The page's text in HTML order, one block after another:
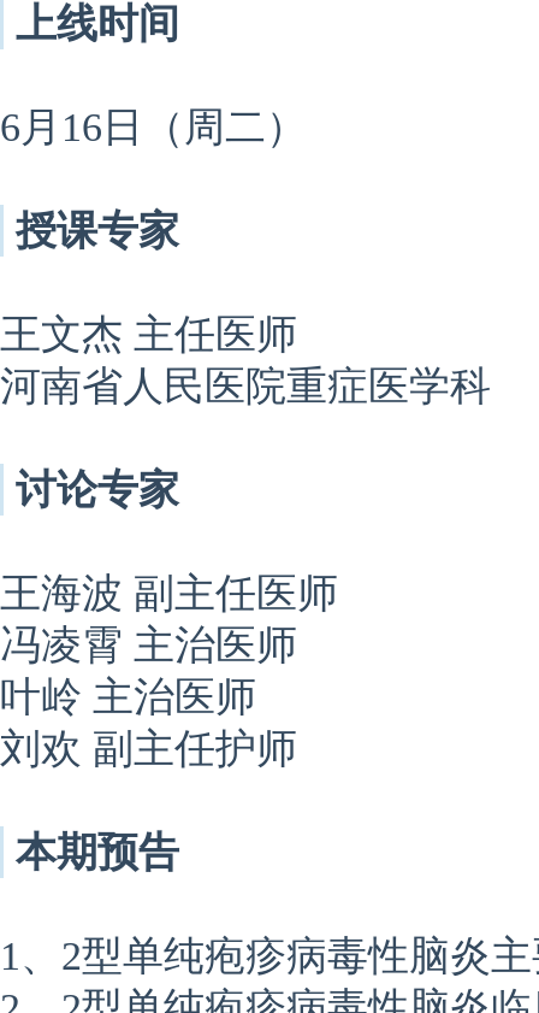
上线时间
6月16日（周二）
授课专家
王文杰 主任医师
河南省人民医院重症医学科
讨论专家
王海波 副主任医师
冯凌霄 主治医师
叶岭 主治医师
刘欢 副主任护师
本期预告
1、2型单纯疱疹病毒性脑炎